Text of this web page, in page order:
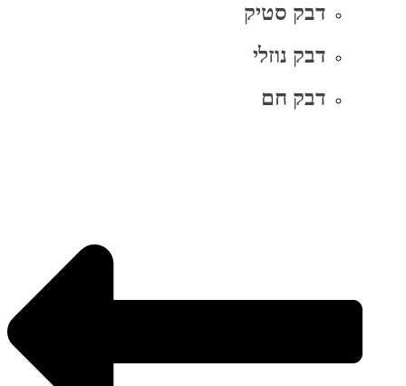
דבק סטיק
דבק נוזלי
דבק חם